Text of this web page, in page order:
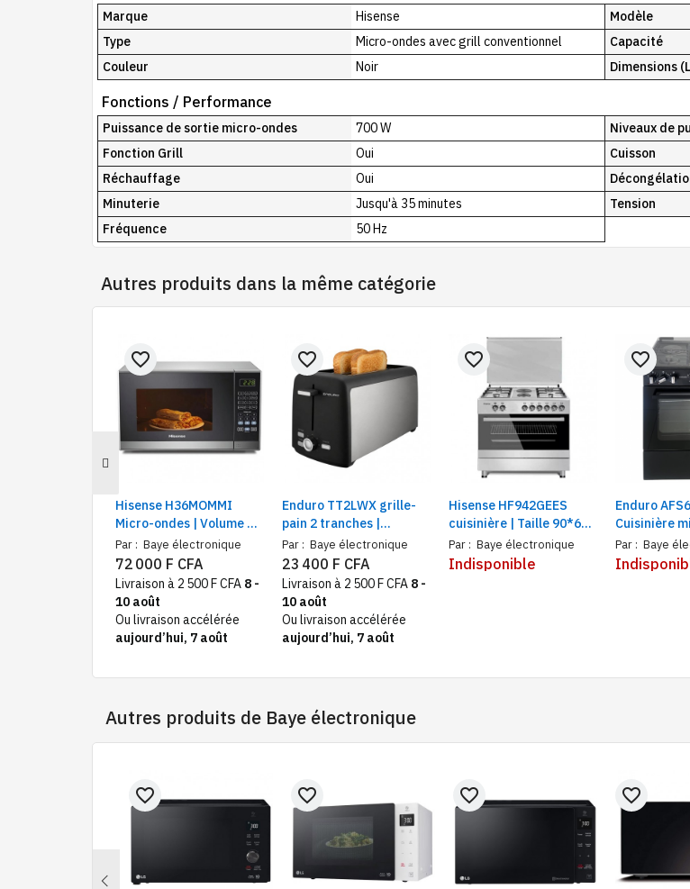
Marque Hisense Modèle
Type
Micro-ondes avec grill conventionnel Capacité
Couleur
Noir Dimensions
Fonctions / Performance
Puissance de sortie micro-ondes 700 W Niveaux de
Fonction Grill
Oui Cuisson
Réchauffage
Oui
Minuterie
Jusqu'à 35 minutes Tension
Fréquence
50 Hz
Autres produits dans la même catégorie
Hisense H36MOMMI
Micro-ondes | Volume 36
litres | Fonction
automatique de cuisson
Par : Baye électronique
favorite_border
72 000 F CFA
Livraison à 2 500 F CFA 8 -
10 août
Ou livraison accélérée
aujourd’hui, 7 août
Enduro TT2LWX grille-
pain 2 tranches |
Appareil pratique 1400
W, brunissage 7 niveaux
Par : Baye électronique
favorite_border
23 400 F CFA
Livraison à 2 500 F CFA 8 -
10 août
Ou livraison accélérée
aujourd’hui, 7 août
Hisense HF942GEES
cuisinière | Taille 90*60 |
4feux à gaz | 2feux
électriques inox
Par : Baye électronique
favorite_border
Indisponible
Enduro
Cuisinière
gaz et 1 feu
Par : Baye
favorite_border
Autres produits de Baye électronique
Previous
favorite_border favorite_border favorite_border favorite_border